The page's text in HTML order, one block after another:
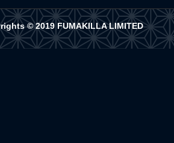
© 2019 FUMAKILLA LIMITED